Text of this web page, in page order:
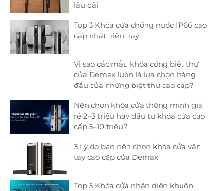
lâu dài
Top 3 Khóa cửa chống nước IP66 cao
cấp nhất hiện nay
Vì sao các mẫu khóa cổng biệt thự
của Demax luôn là lựa chọn hàng
đầu của những biệt thự cao cấp?
Nên chọn khóa cửa thông minh giá
rẻ 2–3 triệu hay đầu tư khóa cửa cao
cấp 5–10 triệu?
3 Lý do bạn nên chọn khóa cửa vân
tay cao cấp của Demax
Top 5 Khóa cửa nhận diện khuôn